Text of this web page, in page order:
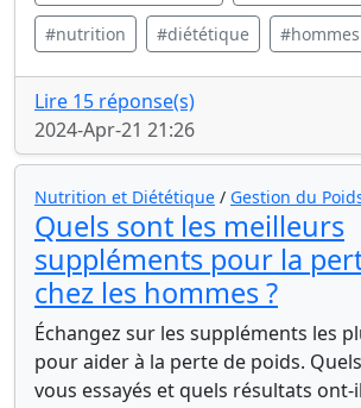
#nutrition #diététique #hommes
Lire 15 réponse(s)
2024-Apr-21 21:26
Nutrition et Diététique / Gestion du
Quels sont les meilleurs
suppléments pour la
chez les hommes ?
Échangez sur les suppléments les
pour aider à la perte de poids.
vous essayés et quels résultats ont-